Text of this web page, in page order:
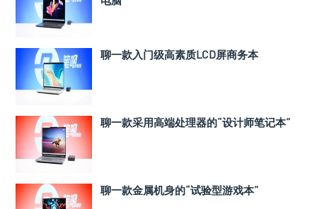
聊一款入门级高素质LCD屏商务本
聊一款采用高端处理器的“设计师笔记本”
聊一款金属机身的“试验型游戏本”